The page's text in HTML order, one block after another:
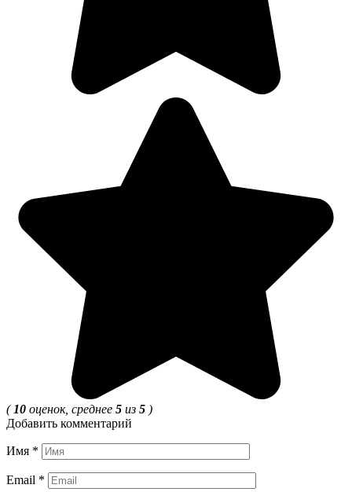
( 10 оценок, среднее 5 из 5 )
Добавить комментарий
Имя *
Email *